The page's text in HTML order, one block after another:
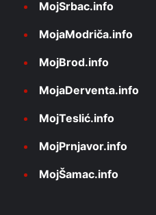
MojSrbac.info
MojaModriča.info
MojBrod.info
MojaDerventa.info
MojTeslić.info
MojPrnjavor.info
MojŠamac.info